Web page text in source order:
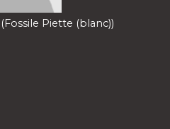
(Fossile Piette (blanc))